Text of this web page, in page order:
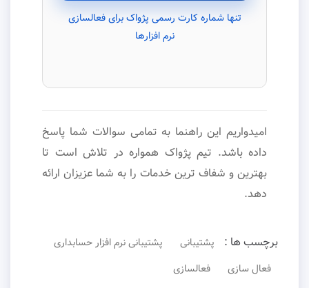
تنها شماره کارت رسمی پژواک برای فعالسازی
نرم افزارها
امیدواریم این راهنما به تمامی سوالات شما پاسخ
داده باشد. تیم پژواک همواره در تلاش است تا
بهترین و شفاف ترین خدمات را به شما عزیزان ارائه
دهد.
برچسب ها : پشتیبانی
پشتیبانی نرم افزار حسابداری
فعال سازی
فعالسازی